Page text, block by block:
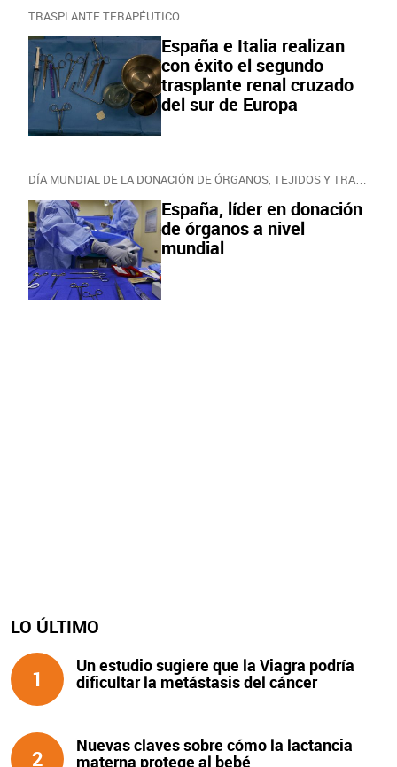
TRASPLANTE TERAPÉUTICO
España e Italia realizan
con éxito el segundo
trasplante renal cruzado
del sur de Europa
DÍA MUNDIAL DE LA DONACIÓN DE ÓRGANOS, TEJIDOS Y TRASPLANTES
España, líder en donación
de órganos a nivel
mundial
LO ÚLTIMO
1
Un estudio sugiere que la Viagra podría
dificultar la metástasis del cáncer
2
Nuevas claves sobre cómo la lactancia
materna protege al bebé